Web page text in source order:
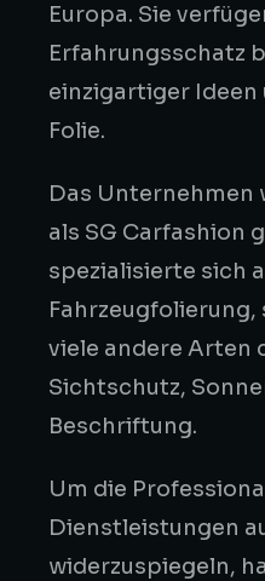
Europa. Sie
Erfahrungsschatz
einzigartiger Ideen
Folie.
Das Unternehmen
als SG Carfashion
spezialisierte sich
viele andere Arten
Sichtschutz,
Beschriftung.
Um die
Dienstleistungen
widerzuspiegeln,